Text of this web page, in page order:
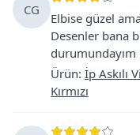
CG
Elbise güzel
Desenler bana
durumundayım
Ürün: İp Askılı
Kırmızı